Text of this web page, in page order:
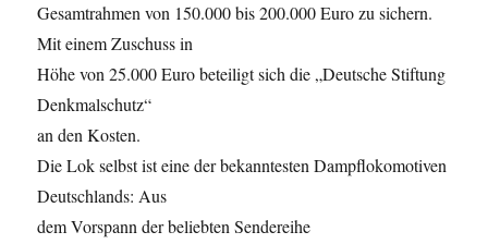
Gesamtrahmen von 150.000 bis 200.000 Euro zu sichern.
Mit einem Zuschuss in
Höhe von 25.000 Euro beteiligt sich die „Deutsche Stiftung
Denkmalschutz“
an den Kosten.
Die Lok selbst ist eine der bekanntesten Dampflokomotiven
Deutschlands: Aus
dem Vorspann der beliebten Sendereihe